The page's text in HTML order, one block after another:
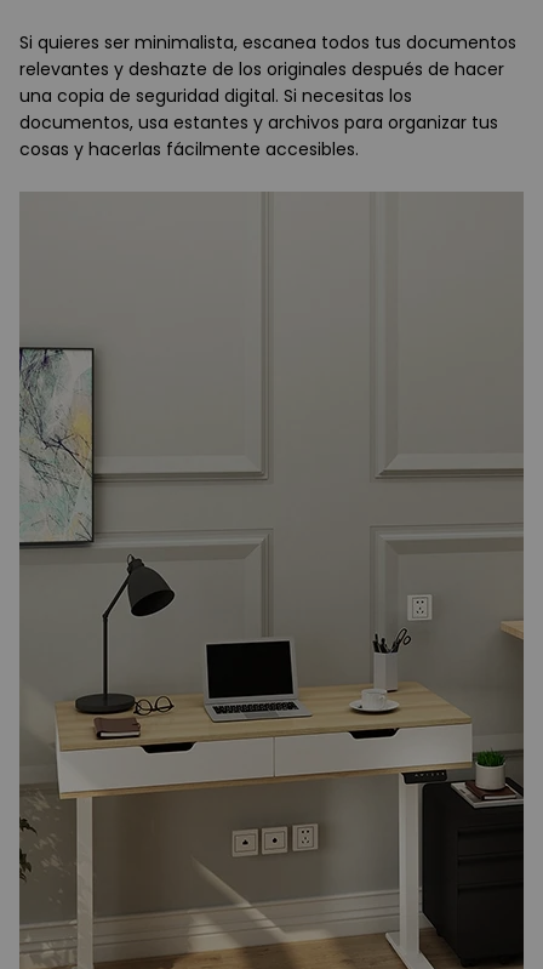
Si quieres ser minimalista, escanea todos tus documentos
relevantes y deshazte de los originales después de hacer
una copia de seguridad digital. Si necesitas los
documentos, usa estantes y archivos para organizar tus
cosas y hacerlas fácilmente accesibles.